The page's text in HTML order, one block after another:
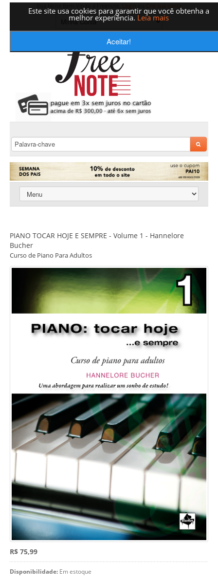
Este site usa cookies para garantir que você obtenha a
melhor experiência. Leia mais
Aceitar!
PIANO TOCAR HOJE E SEMPRE - Volume 1 - Hannelore
Bucher
Curso de Piano Para Adultos
R$ 75,99
Disponibilidade: Em estoque